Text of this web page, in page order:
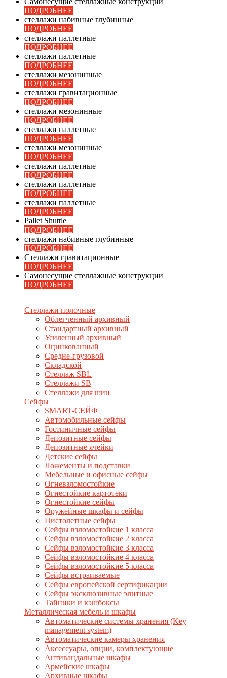
ПОДРОБНЕЕ
стеллажи набивные глубинные
ПОДРОБНЕЕ
стеллажи паллетные
ПОДРОБНЕЕ
стеллажи паллетные
ПОДРОБНЕЕ
стеллажи мезонинные
ПОДРОБНЕЕ
стеллажи гравитационные
ПОДРОБНЕЕ
стеллажи мезонинные
ПОДРОБНЕЕ
стеллажи паллетные
ПОДРОБНЕЕ
стеллажи мезонинные
ПОДРОБНЕЕ
стеллажи паллетные
ПОДРОБНЕЕ
стеллажи паллетные
ПОДРОБНЕЕ
стеллажи паллетные
ПОДРОБНЕЕ
Pallet Shuttle
ПОДРОБНЕЕ
стеллажи набивные глубинные
ПОДРОБНЕЕ
Стеллажи гравитационные
ПОДРОБНЕЕ
Самонесущие стеллажные конструкции
ПОДРОБНЕЕ
Стеллажи полочные
Облегченный архивный
Стандартный архивный
Усиленный архивный
Оцинкованный
Средне-грузовой
Складской
Стеллаж SBL
Стеллажи SB
Стеллажи для шин
Сейфы
SMART-СЕЙФ
Автомобильные сейфы
Гостиничные сейфы
Депозитные сейфы
Депозитные ячейки
Детские сейфы
Ложементы и подставки
Мебельные и офисные сейфы
Огневзломостойкие
Огнестойкие картотеки
Огнестойкие сейфы
Оружейные шкафы и сейфы
Пистолетные сейфы
Сейфы взломостойкие 1 класса
Сейфы взломостойкие 2 класса
Сейфы взломостойкие 3 класса
Сейфы взломостойкие 4 класса
Сейфы взломостойкие 5 класса
Сейфы встраиваемые
Сейфы европейской сертификации
Сейфы эксклюзивные элитные
Тайники и кэшбоксы
Металлическая мебель и шкафы
Автоматические системы хранения (Key
management system)
Автоматические камеры хранения
Аксессуары, опции, комплектующие
Антивандальные шкафы
Армейские шкафы
Архивные шкафы